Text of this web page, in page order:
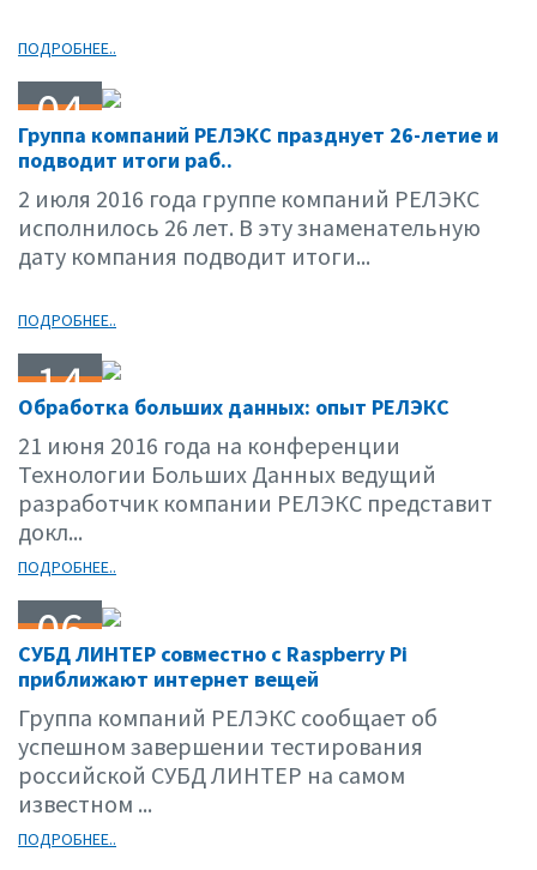
ПОДРОБНЕЕ..
04
07.16
Группа компаний РЕЛЭКС празднует 26-летие и
подводит итоги раб..
2 июля 2016 года группе компаний РЕЛЭКС
исполнилось 26 лет. В эту знаменательную
дату компания подводит итоги...
ПОДРОБНЕЕ..
14
06.16
Обработка больших данных: опыт РЕЛЭКС
21 июня 2016 года на конференции
Технологии Больших Данных ведущий
разработчик компании РЕЛЭКС представит
докл...
ПОДРОБНЕЕ..
06
06.16
СУБД ЛИНТЕР совместно с Raspberry Pi
приближают интернет вещей
Группа компаний РЕЛЭКС сообщает об
успешном завершении тестирования
российской СУБД ЛИНТЕР на самом
известном ...
ПОДРОБНЕЕ..